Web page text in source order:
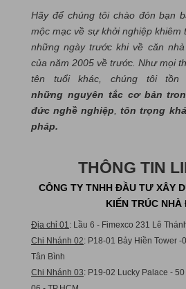
Hãy để chúng tôi chào đón bạn
mộc mạc về sự khởi nghiệp khiêm
những ngày trước khi về căn nhà
của năm 2005 về trước. Như mọi
tên tuổi khác, chúng tôi
những nguyên tắc cơ bản
đức nghề nghiệp ,tôn trọng
pháp.
THÔNG TIN
CÔNG TY TNHH ĐẦU TƯ XÂY
KIẾN TRÚC NHÀ
Địa chỉ 01 : Lầu 6 - Fimexco 231 Lê
Chi Nhánh 02: P18-01 Bảy Hiền Tower -
Tân Bình
Chi Nhánh 03: P19-02 Lucky Palace -